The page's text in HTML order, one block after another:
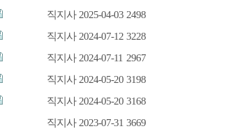
직지사 2025-04-03 2498
직지사 2024-07-12 3228
직지사 2024-07-11 2967
직지사 2024-05-20 3198
직지사 2024-05-20 3168
직지사 2023-07-31 3669